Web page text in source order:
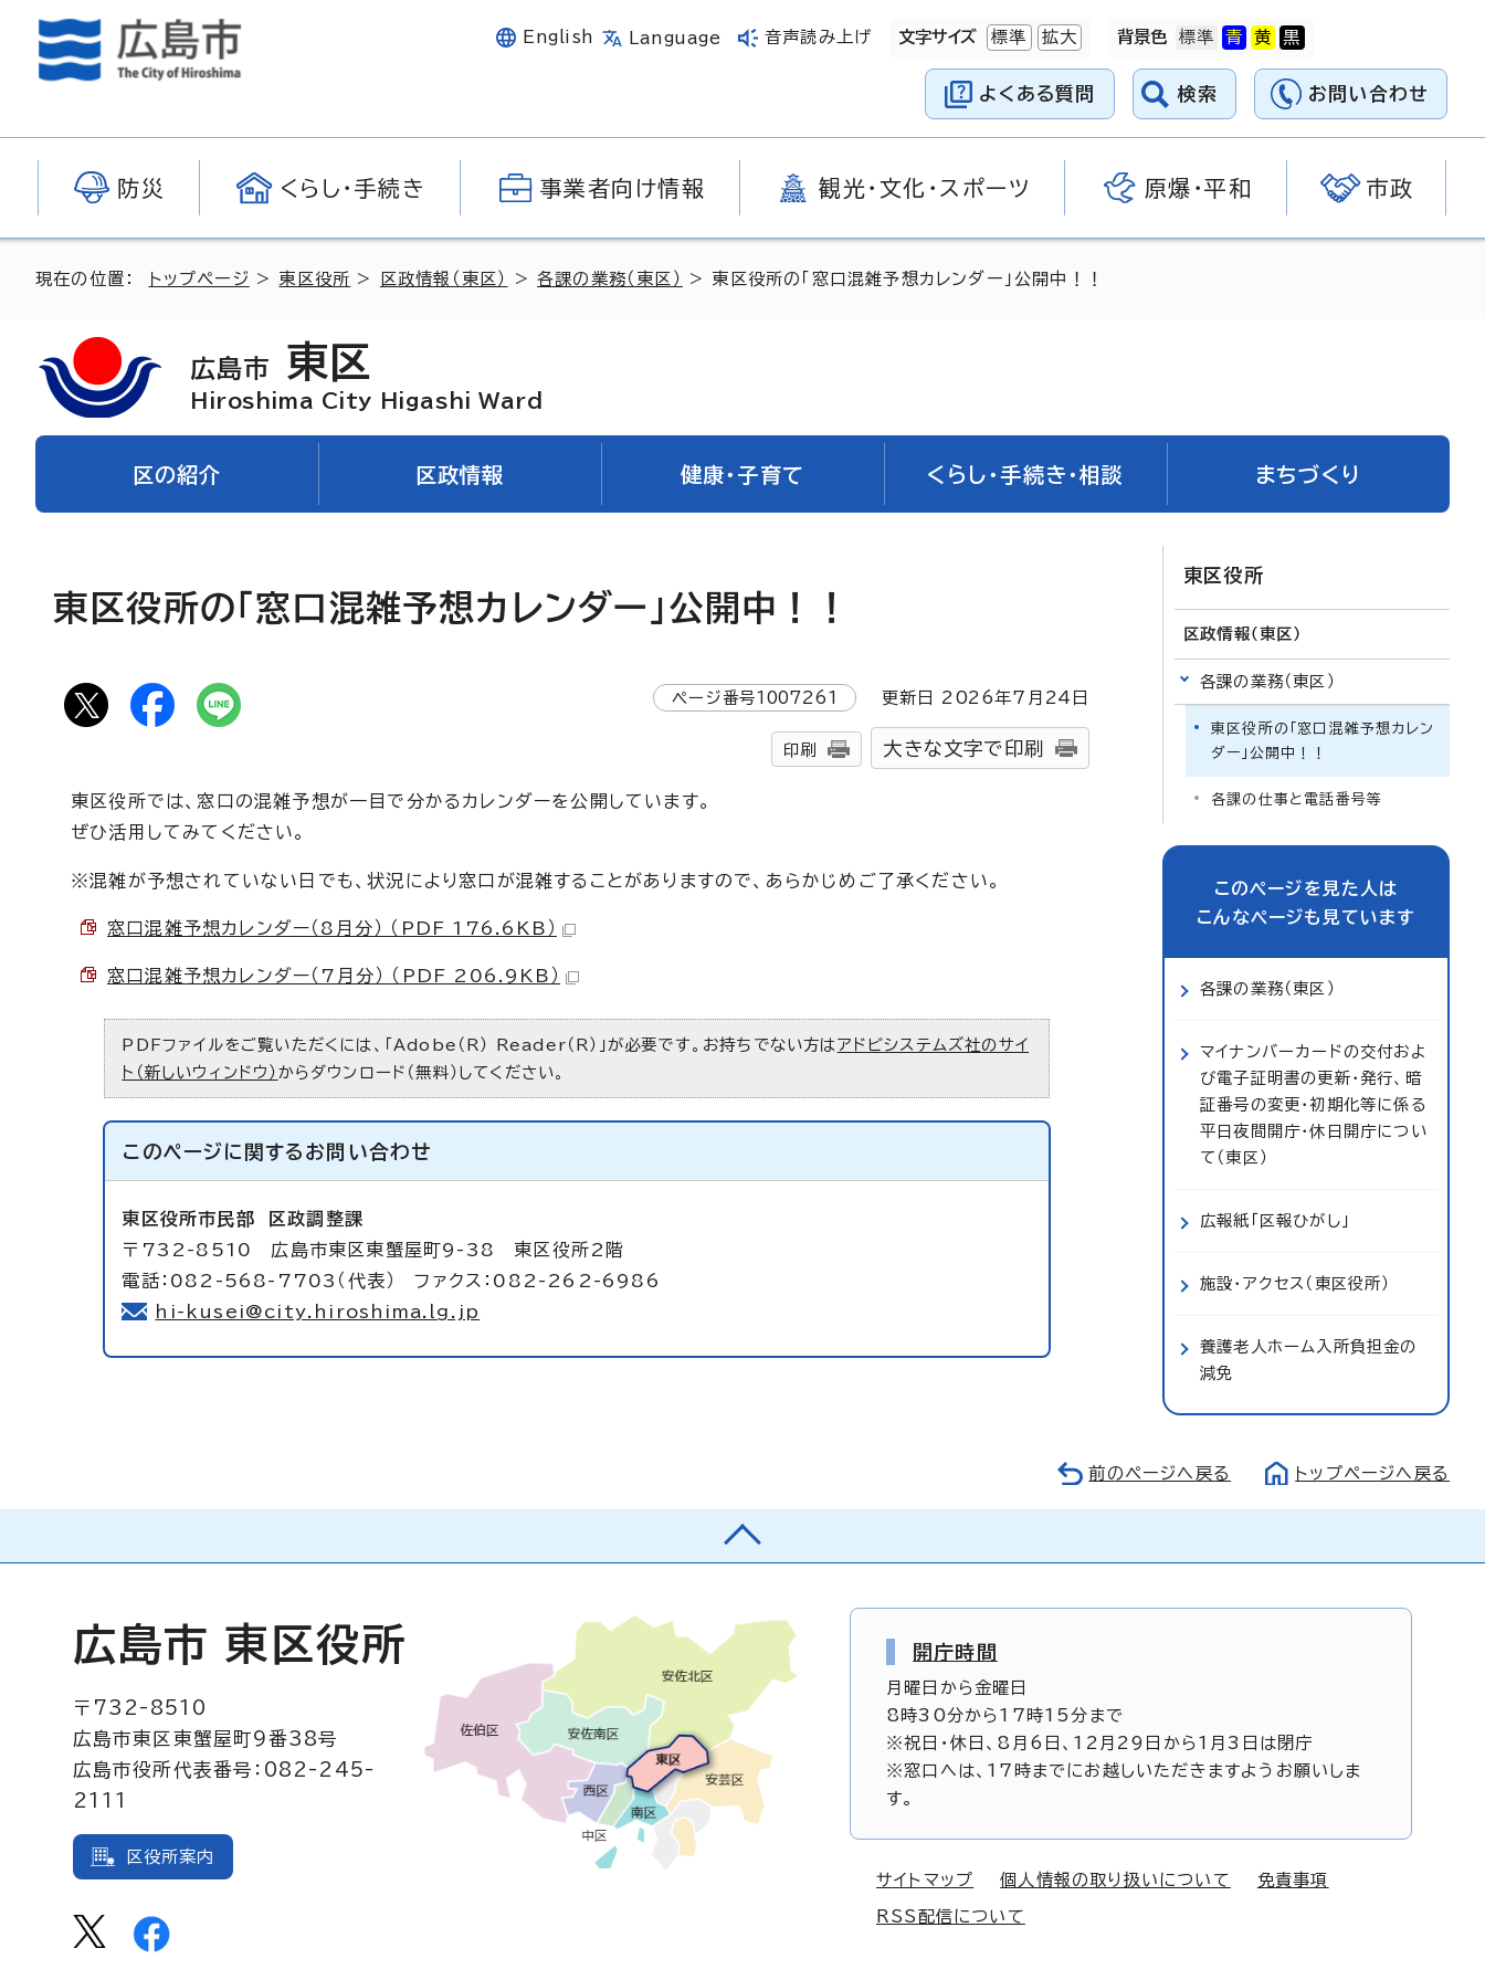
English Language 音声読み上げ 文字サイズ 標準 拡大 背景色
よくある質問 検索 お問い合わせ
防災 くらし・手続き 事業者向け情報 観光・文化・スポーツ 原爆・平和 市政
現在の位置： トップページ > 東区役所 > 区政情報（東区） >各課の業務（東区） > 東区役所の「窓口混雑予想カレンダー」公開中！！
広島市 東区
Hiroshima City Higashi Ward
区の紹介 区政情報 健康・子育て くらし・手続き・相談 まちづくり
東区役所の「窓口混雑予想カレンダー」公開中！！
ページ番号1007261 更新日 2026年7月 24 日
印刷 大きな文字で印刷
東区役所では、窓口の混雑予想が一目で分かるカレンダーを公開しています。
ぜひ活用してみてください。
※混雑が予想されていない日でも、状況により窓口が混雑することがありますので、あらかじめご了承ください。
窓口混雑予想カレンダー（8月分） （PDF 176.6KB）
窓口混雑予想カレンダー（7月分） （PDF 206.9KB）
PDFファイルをご覧いただくには、「Adobe（R） Reader（R）」が必要です。お持ちでない方は アドビシステムズ社のサイ
ト（新しいウィンドウ） からダウンロード（無料）してください。
このページに関する お問い合わせ
東区役所市民部
区政調整課
〒732-8510 広島市東区東蟹屋町9-38 東区役所2階
電話：082-568-7703（代表） ファクス：082-262-6986
hi-kusei@city.hiroshima.lg.jp
東区役所
区政情報（東区）
各課の業務（東区）
東区役所の「窓口混雑予想カレン
ダー」公開中！！
各課の仕事と電話番号等
このページを見た人は
こんなページも見ています
各課の業務（東区）
マイナンバーカードの交付およ
び電子証明書の更新・発行、暗
証番号の変更・初期化等に係る
平日夜間開庁・休日開庁につい
て（東区）
広報紙「区報ひがし」
施設・アクセス（東区役所）
養護老人ホーム入所負担金の
減免
前のページへ戻る トップページへ戻る
広島市 東区役所
〒732-8510
広島市東区東蟹屋町9番38号
広島市役所代表番号：082-245-
2111
区役所案内
開庁時間
月曜日から金曜日
8時30分から17時15分まで
※祝日・休日、8月6日、12月29日から1月3日は閉庁
※窓口へは、17時までにお越しいただきますようお願いしま
す。
サイトマップ 個人情報の取り扱いについて 免責事項
RSS配信について